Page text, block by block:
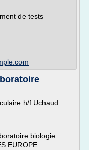
de tests
h/f Uchaud
biologie
EUROPE